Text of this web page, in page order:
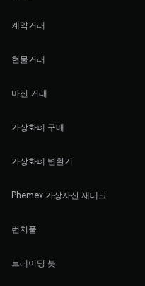
계약거래
현물거래
마진 거래
가상화폐 구매
가상화폐 변환기
Phemex 가상자산 재테크
런치풀
트레이딩 봇